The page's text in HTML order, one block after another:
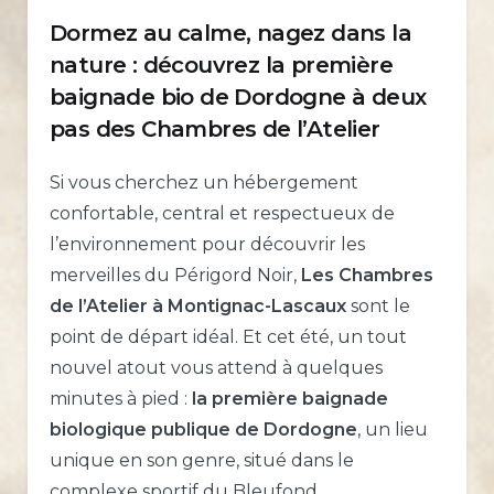
Dormez au calme, nagez dans la
nature : découvrez la première
baignade bio de Dordogne à deux
pas des Chambres de l’Atelier
Si vous cherchez un hébergement
confortable, central et respectueux de
l’environnement pour découvrir les
merveilles du Périgord Noir, Les Chambres
de l’Atelier à Montignac-Lascaux sont le
point de départ idéal. Et cet été, un tout
nouvel atout vous attend à quelques
minutes à pied : la première baignade
biologique publique de Dordogne, un lieu
unique en son genre, situé dans le